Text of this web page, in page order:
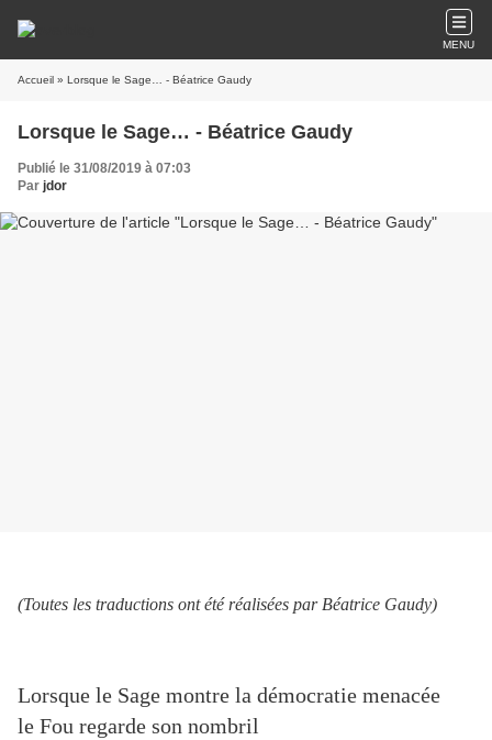
MENU
Accueil » Lorsque le Sage… - Béatrice Gaudy
Lorsque le Sage… - Béatrice Gaudy
Publié le 31/08/2019 à 07:03
Par jdor
(Toutes les traductions ont été réalisées par Béatrice Gaudy)
Lorsque le Sage montre la démocratie menacée
le Fou regarde son nombril